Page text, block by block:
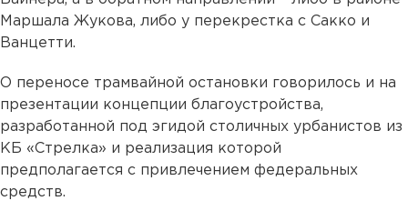
Маршала Жукова, либо у перекрестка с Сакко и
Ванцетти.
О переносе трамвайной остановки говорилось и на
презентации концепции благоустройства,
разработанной под эгидой столичных урбанистов из
КБ «Стрелка» и реализация которой
предполагается с привлечением федеральных
средств.